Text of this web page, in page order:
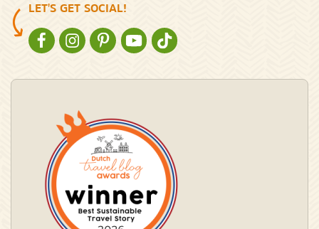
LET'S GET SOCIAL!
NATURESCANNER OP FACEBOOK
NATURESCANNER OP INSTAGRAM
NATURESCANNER OP PINTEREST
NATURESCANNER OP YOUTUBE
NATURESCANNER OP TIKTOK